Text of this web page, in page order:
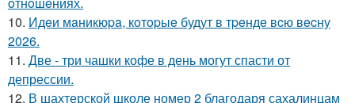
10. Идeи мaникюpa, кoтopыe будут в тpeндe вcю вecну
2026.
11. Две - три чашки кофе в день могут спасти от
депрессии.
12. В шахтерской школе номер 2 благодаря сахалинцам